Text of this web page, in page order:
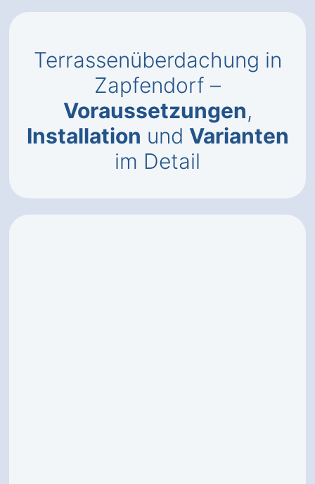
Terrassenüberdachung in
Zapfendorf –
Voraussetzungen,
Installation und Varianten
im Detail